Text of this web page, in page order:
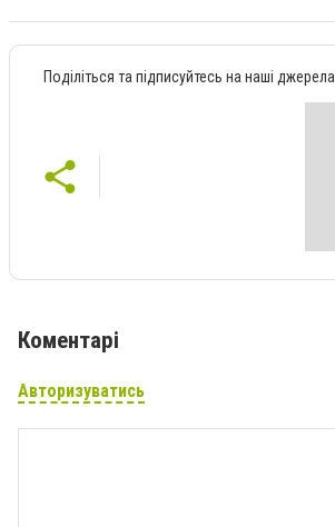
Поділіться та підписуйтесь на наші джерела
Коментарі
Авторизуватись